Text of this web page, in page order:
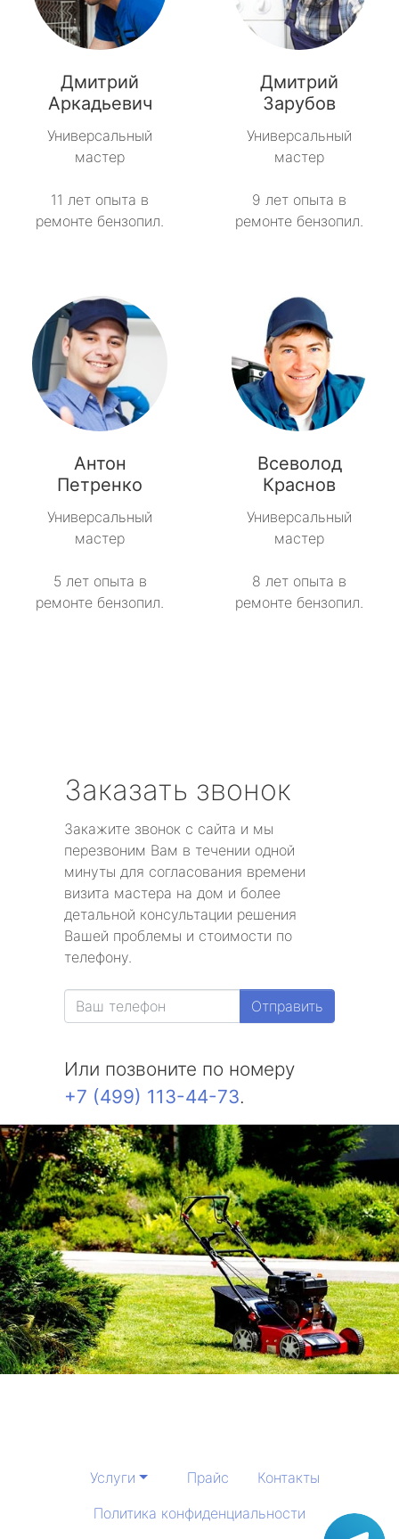
Дмитрий
Аркадьевич
Универсальный
мастер
11 лет опыта в
ремонте бензопил.
Дмитрий
Зарубов
Универсальный
мастер
9 лет опыта в
ремонте бензопил.
Антон
Петренко
Универсальный
мастер
5 лет опыта в
ремонте бензопил.
Всеволод
Краснов
Универсальный
мастер
8 лет опыта в
ремонте бензопил.
Заказать звонок
Закажите звонок с сайта и мы
перезвоним Вам в течении одной
минуты для согласования времени
визита мастера на дом и более
детальной консультации решения
Вашей проблемы и стоимости по
телефону.
Отправить
Или позвоните по номеру
+7 (499) 113-44-73.
Услуги Прайс
Контакты
Политика конфиденциальности